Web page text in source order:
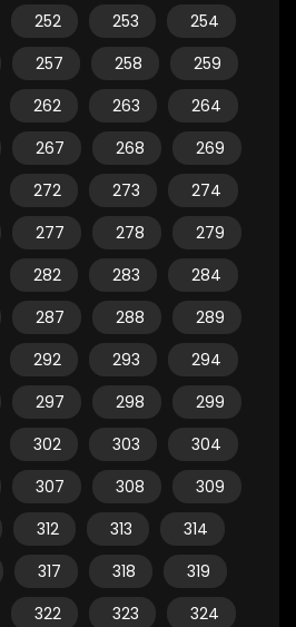
252 253
254
257 258
259
262 263
264
267 268
269
272 273
274
277 278
279
282 283
284
287 288
289
292 293
294
297 298
299
302 303
304
307 308
309
312 313
314
317 318
319
322 323
324